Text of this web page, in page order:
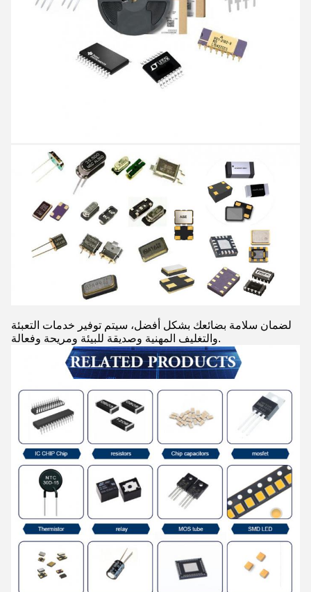
لضمان سلامة بضائعك بشكل أفضل، سيتم توفير خدمات التعبئة
والتغليف المهنية وصديقة للبيئة ومريحة وفعالة.